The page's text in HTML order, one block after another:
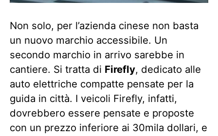
Non solo, per l’azienda cinese non basta
un nuovo marchio accessibile. Un
secondo marchio in arrivo sarebbe in
cantiere. Si tratta di Firefly, dedicato alle
auto elettriche compatte pensate per la
guida in città. I veicoli Firefly, infatti,
dovrebbero essere pensate e proposte
con un prezzo inferiore ai 30mila dollari, e